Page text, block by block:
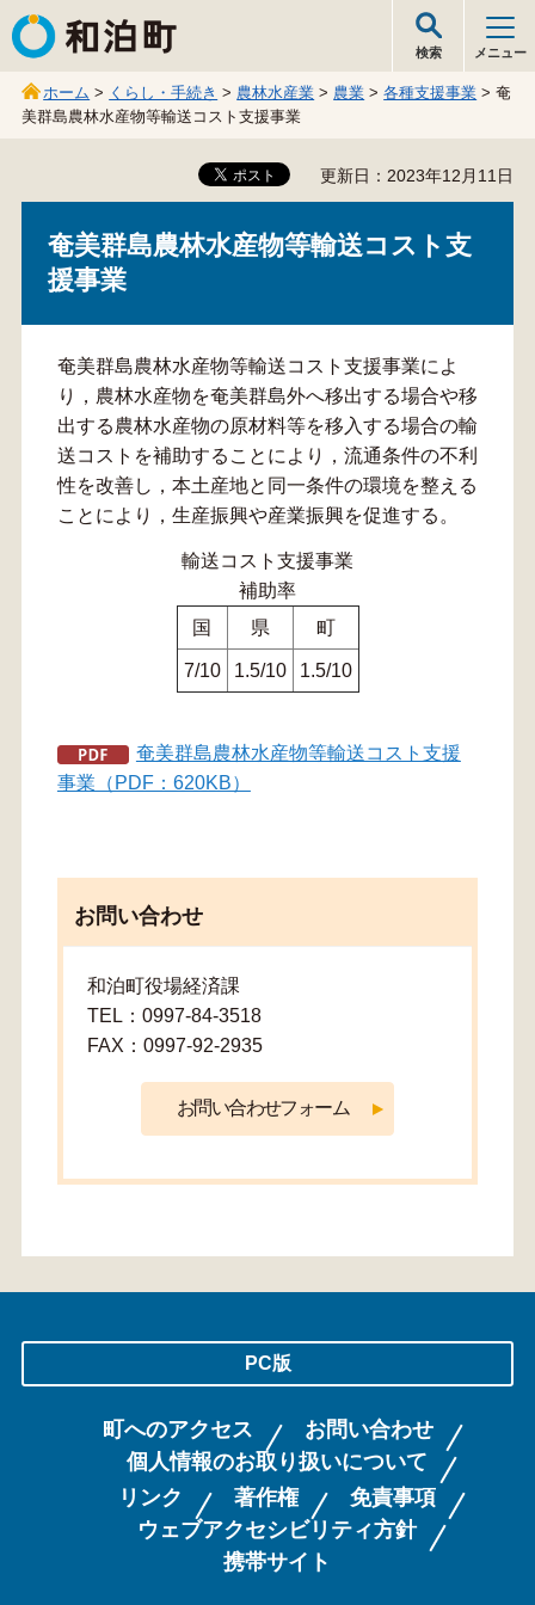
和泊町
検索 メニュー
ホーム > くらし・手続き > 農林水産業 > 農業 >各種支援事業 > 奄
美群島農林水産物等輸送コスト支援事業
更新日：2023年12月11日
奄美群島農林水産物等輸送コスト支
援事業
奄美群島農林水産物等輸送コスト支援事業によ
り，農林水産物を奄美群島外へ移出する場合や移
出する農林水産物の原材料等を移入する場合の輸
送コストを補助することにより，流通条件の不利
性を改善し，本土産地と同一条件の環境を整える
ことにより，生産振興や産業振興を促進する。
輸送コスト支援事業
補助率
国
県 町
7/10 1.5/10 1.5/10
奄美群島農林水産物等輸送コスト支援
事業（PDF：620KB）
お問い合わせ
和泊町役場経済課
TEL：0997-84-3518
FAX：0997-92-2935
PC版
町へのアクセス
お問い合わせ
個人情報のお取り扱いについて
リンク
著作権
免責事項
ウェブアクセシビリティ方針
携帯サイト